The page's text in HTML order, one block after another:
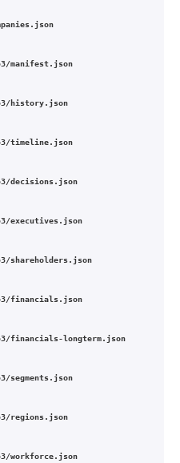
manifest.json
history.json
timeline.json
decisions.json
executives.json
shareholders.json
financials.json
financials-longterm.json
segments.json
regions.json
workforce.json